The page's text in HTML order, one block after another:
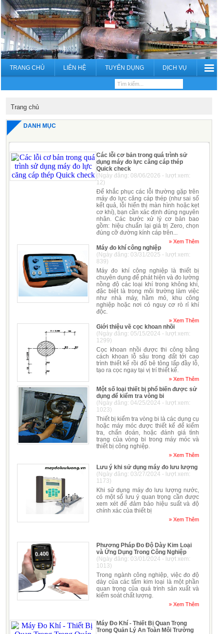
TRANG CHỦ LIÊN HỆ TUYỂN DỤNG DỊCH VỤ
Trang chủ
DANH MỤC
Các lỗi cơ bản trong quá trình sử
dụng máy đo lực căng cáp thép
Quick check
(Ngày đăng: 08/06/2026 - lượt xem:
12)
Để khắc phục các lỗi thường gặp trên
máy đo lực căng cáp thép (như sai số
kết quả, lỗi hiển thị màn hình hoặc kẹt
cơ khí), bạn cần xác định đúng nguyên
nhân. Các bước xử lý cơ bản bao
gồm: hiệu chuẩn lại giá trị Zero, chọn
đúng cỡ đường kính cáp trên...
» Xem Thêm
Máy đo khí công nghiệp
(Ngày đăng: 03/31/2025 - lượt xem:
839)
Máy đo khí công nghiệp là thiết bị
chuyên dụng để phát hiện và đo lường
nồng độ các loại khí trong không khí,
đặc biệt là trong môi trường làm việc
như nhà máy, hầm mỏ, khu công
nghiệp hoặc nơi có nguy cơ rò rỉ khí
độc.
» Xem Thêm
Giới thiệu về cọc khoan nhồi
(Ngày đăng: 05/15/2024 - lượt xem:
1299)
Cọc khoan nhồi được thi công bằng
cách khoan lỗ sâu trong đất tới cao
trình thiết kế rồi đổ bê tông lấp đầy lỗ,
tạo ra cọc ngay tại vị trí thiết kế.
» Xem Thêm
Một số loại thiết bị phổ biến được sử
dụng để kiểm tra vòng bi
(Ngày đăng: 04/25/2024 - lượt xem:
1023)
Thiết bị kiểm tra vòng bi là các dụng cụ
hoặc máy móc được thiết kế để kiểm
tra, chẩn đoán, hoặc đánh giá tình
trạng của vòng bi trong máy móc và
thiết bị công nghiệp.
» Xem Thêm
Lưu ý khi sử dụng máy đo lưu lượng
(Ngày đăng: 03/27/2024 - lượt xem:
1173)
Khi sử dụng máy đo lưu lượng nước,
có một số lưu ý quan trọng cần được
xem xét để đảm bảo hiệu suất và độ
chính xác của thiết bị
» Xem Thêm
Phương Pháp Đo Độ Dày Kim Loại
và Ứng Dụng Trong Công Nghiệp
(Ngày đăng: 03/01/2024 - lượt xem:
1013)
Trong ngành công nghiệp, việc đo độ
dày của các tấm kim loại là một phần
quan trọng của quá trình sản xuất và
kiểm soát chất lượng.
» Xem Thêm
Máy Đo Khí - Thiết Bị Quan Trọng
Trong Quản Lý An Toàn Môi Trường